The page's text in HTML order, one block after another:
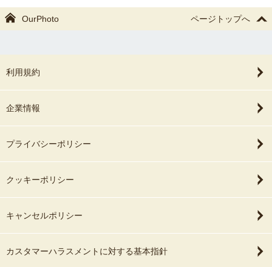
OurPhoto ページトップへ
利用規約
企業情報
プライバシーポリシー
クッキーポリシー
キャンセルポリシー
カスタマーハラスメントに対する基本指針